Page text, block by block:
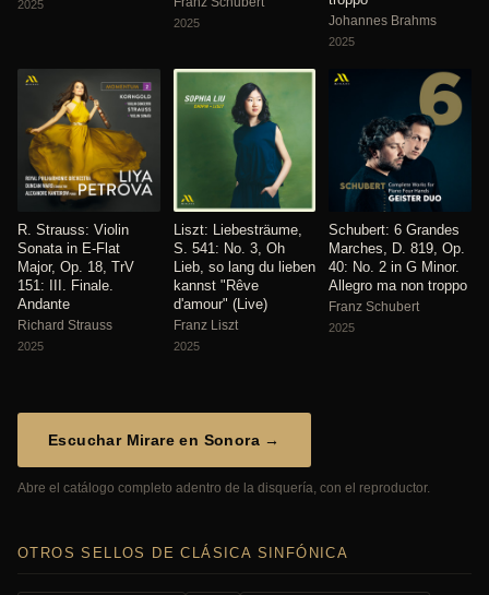
2025
2025 Johannes Brahms
2025
R. Strauss: Violin
Sonata in E-Flat
Major, Op. 18, TrV
151: III. Finale.
Andante
Richard Strauss
2025
Liszt: Liebesträume,
S. 541: No. 3, Oh
Lieb, so lang du lieben
kannst "Rêve
d'amour" (Live)
Franz Liszt
2025
Schubert: 6 Grandes
Marches, D. 819, Op.
40: No. 2 in G Minor.
Allegro ma non troppo
Franz Schubert
2025
Escuchar Mirare en Sonora →
Abre el catálogo completo adentro de la disquería, con el reproductor.
OTROS SELLOS DE CLÁSICA SINFÓNICA